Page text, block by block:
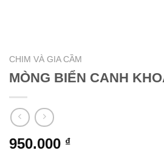
CHIM VÀ GIA CẦM
MÒNG BIỂN CANH
950.000 ₫